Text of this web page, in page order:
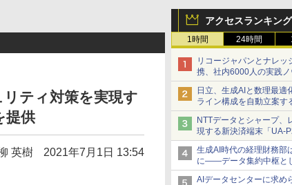
アクセスランキング
1時間 24時間
リコージャパンとナレッ
携、社内6000人の実践
商談記録 for RICOH」を
日立、生成AIと数理最適
ライン構成を自動立案す
NTTデータとシャープ、
現する新決済端末「UA-
生成AI時代の経理財務部
に――データ集約中枢と
AIデータセンターに求め
ティ対策を実現す
提供
英樹 2021年7月1日 13:54